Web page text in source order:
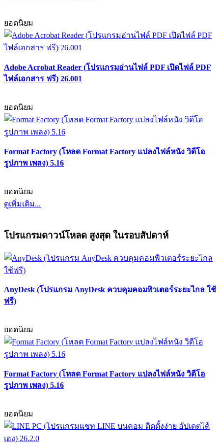
ยอดนิยม
Adobe Acrobat Reader (โปรแกรมอ่านไฟล์ PDF เปิดไฟล์ PDF
ไฟล์เอกสาร ฟรี) 26.001
ยอดนิยม
Format Factory (โหลด Format Factory แปลงไฟล์หนัง วิดีโอ
รูปภาพ เพลง) 5.16
ยอดนิยม
ดูเพิ่มเติม...
โปรแกรมดาวน์โหลด สูงสุด ในรอบสัปดาห์
AnyDesk (โปรแกรม AnyDesk ควบคุมคอมพิวเตอร์ระยะไกล ใช้
ฟรี)
ยอดนิยม
Format Factory (โหลด Format Factory แปลงไฟล์หนัง วิดีโอ
รูปภาพ เพลง) 5.16
ยอดนิยม